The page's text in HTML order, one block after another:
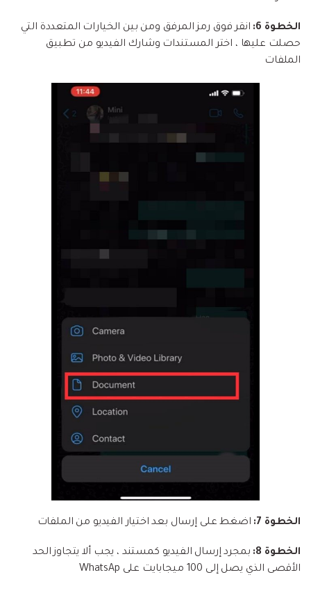
الخطوة 6:
انقر فوق رمز المرفق ومن بين الخيارات المتعددة التي
حصلت عليها ، اختر المستندات وشارك الفيديو من تطبيق
الملفات
الخطوة 7: اضغط على إرسال بعد اختيار الفيديو من الملفات
الخطوة 8:
بمجرد إرسال الفيديو كمستند ، يجب ألا يتجاوز الحد
الأقصى الذي يصل إلى 100 ميجابايت على WhatsAp